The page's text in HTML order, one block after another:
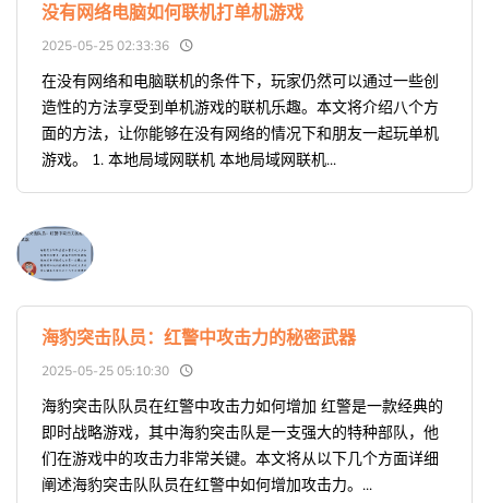
没有网络电脑如何联机打单机游戏
2025-05-25 02:33:36
在没有网络和电脑联机的条件下，玩家仍然可以通过一些创
造性的方法享受到单机游戏的联机乐趣。本文将介绍八个方
面的方法，让你能够在没有网络的情况下和朋友一起玩单机
游戏。 1. 本地局域网联机 本地局域网联机...
海豹突击队员：红警中攻击力的秘密武器
2025-05-25 05:10:30
海豹突击队队员在红警中攻击力如何增加 红警是一款经典的
即时战略游戏，其中海豹突击队是一支强大的特种部队，他
们在游戏中的攻击力非常关键。本文将从以下几个方面详细
阐述海豹突击队队员在红警中如何增加攻击力。...